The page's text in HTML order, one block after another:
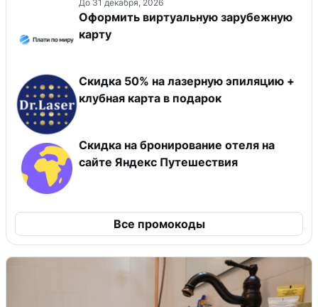
До 31 декабря, 2026
Оформить виртуальную зарубежную
карту
Скидка 50% на лазерную эпиляцию +
клубная карта в подарок
Скидка на бронирование отеля на
сайте Яндекс Путешествия
Все промокоды